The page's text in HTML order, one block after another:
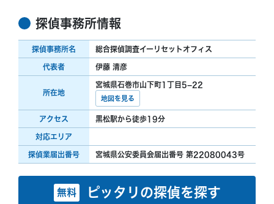
探偵事務所情報
探偵事務所名 総合探偵調査イーリセットオフィス
代表者 伊藤 清彦
所在地
宮城県石巻市山下町1丁目5−22
地図を見る
アクセス 黒松駅から徒歩19分
対応エリア
探偵業届出番号 宮城県公安委員会届出番号 第22080043号
無料 ピッタリの探偵を探す